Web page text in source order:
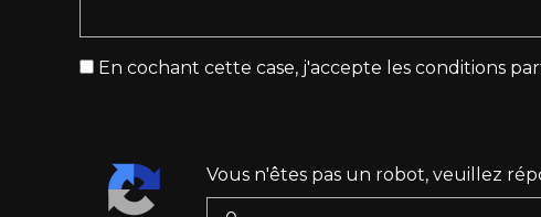
En cochant cette case, j'accepte les conditions
Vous n'êtes pas un robot, veuillez